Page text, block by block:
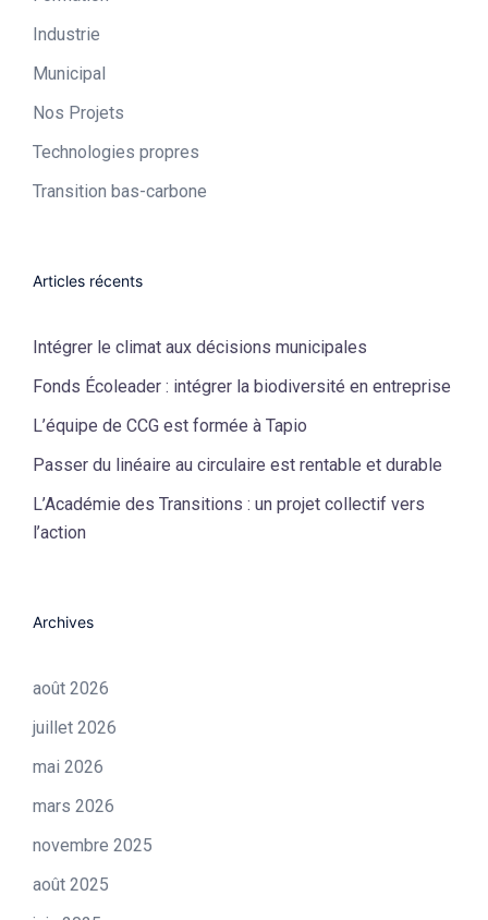
Industrie​
Municipal​
Nos Projets
Technologies propres​
Transition bas-carbone
Articles récents
Intégrer le climat aux décisions municipales
Fonds Écoleader : intégrer la biodiversité en entreprise
L’équipe de CCG est formée à Tapio
Passer du linéaire au circulaire est rentable et durable
L’Académie des Transitions : un projet collectif vers
l’action
Archives
août 2026
juillet 2026
mai 2026
mars 2026
novembre 2025
août 2025